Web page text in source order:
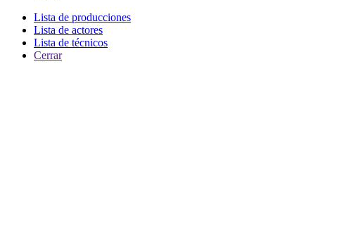
Lista de producciones
Lista de actores
Lista de técnicos
Cerrar